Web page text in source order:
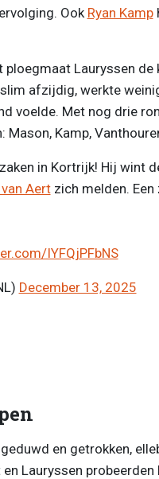
Ook Ryan Kamp
Lauryssen de
afzijdig, werkte
voelde. Met nog drie
Kamp,
in Kortrijk! Hij wint
Aertzich melden. Een
IYFQjPFbNS
December 13, 2025
en getrokken,
Lauryssen